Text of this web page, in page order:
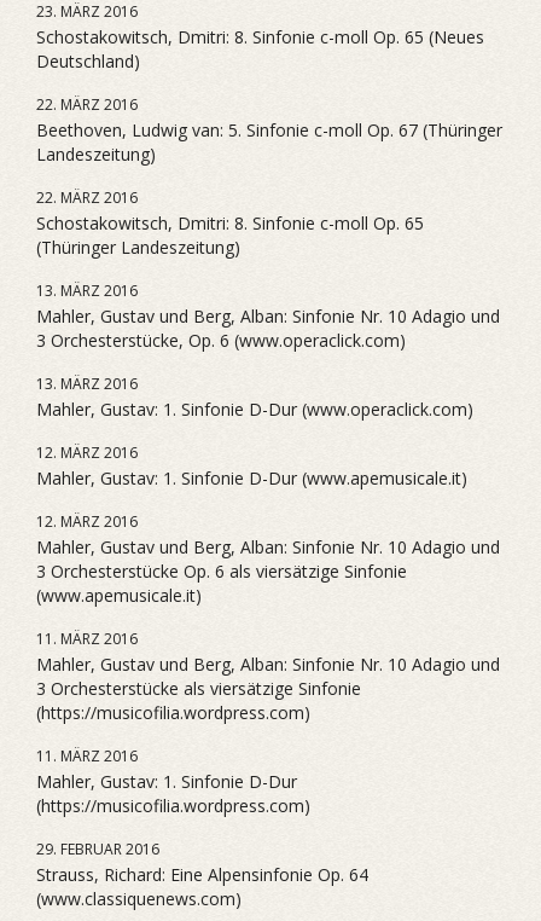
23. MÄRZ 2016
Schostakowitsch, Dmitri: 8. Sinfonie c-moll Op. 65 (Neues
Deutschland)
22. MÄRZ 2016
Beethoven, Ludwig van: 5. Sinfonie c-moll Op. 67 (Thüringer
Landeszeitung)
22. MÄRZ 2016
Schostakowitsch, Dmitri: 8. Sinfonie c-moll Op. 65
(Thüringer Landeszeitung)
13. MÄRZ 2016
Mahler, Gustav und Berg, Alban: Sinfonie Nr. 10 Adagio und
3 Orchesterstücke, Op. 6 (www.operaclick.com)
13. MÄRZ 2016
Mahler, Gustav: 1. Sinfonie D-Dur (www.operaclick.com)
12. MÄRZ 2016
Mahler, Gustav: 1. Sinfonie D-Dur (www.apemusicale.it)
12. MÄRZ 2016
Mahler, Gustav und Berg, Alban: Sinfonie Nr. 10 Adagio und
3 Orchesterstücke Op. 6 als viersätzige Sinfonie
(www.apemusicale.it)
11. MÄRZ 2016
Mahler, Gustav und Berg, Alban: Sinfonie Nr. 10 Adagio und
3 Orchesterstücke als viersätzige Sinfonie
(https://musicofilia.wordpress.com)
11. MÄRZ 2016
Mahler, Gustav: 1. Sinfonie D-Dur
(https://musicofilia.wordpress.com)
29. FEBRUAR 2016
Strauss, Richard: Eine Alpensinfonie Op. 64
(www.classiquenews.com)